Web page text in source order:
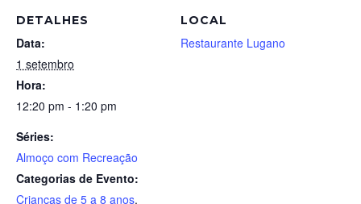
DETALHES
Data:
1 setembro
Hora:
12:20 pm - 1:20 pm
Séries:
Almoço com Recreação
Categorias de Evento:
Crianças de 5 a 8 anos,
LOCAL
Restaurante Lugano